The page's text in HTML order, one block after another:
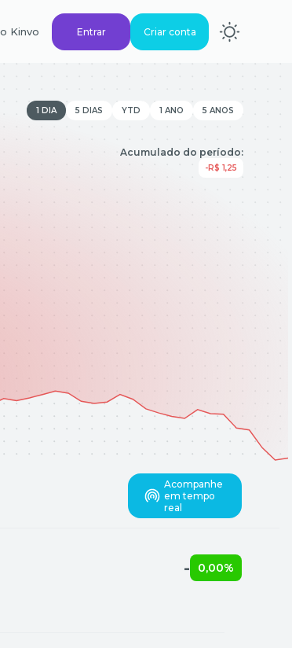
Kinvo Entrar Criar conta
1 DIA 5 DIAS YTD 1 ANO 5 ANOS
Acumulado do período:
-R$ 1,25
Acompanhe
em tempo
real
- 0,00%